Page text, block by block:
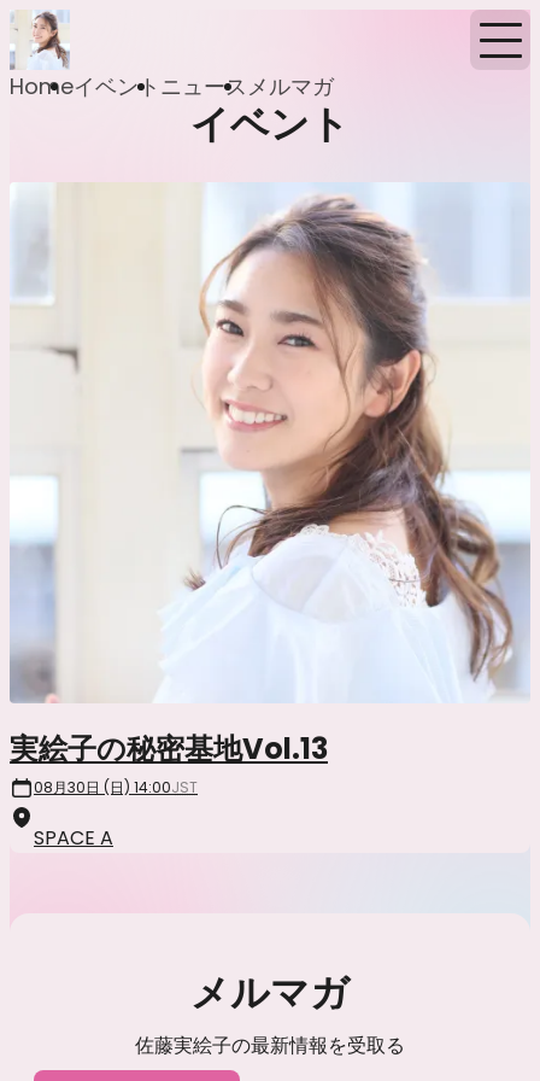
Homeイベント ニュースメルマガ
イベント
実絵子の秘密基地Vol.13
08月30日 (日) 14:00JST
SPACE A
メルマガ
佐藤実絵子の最新情報を受取る